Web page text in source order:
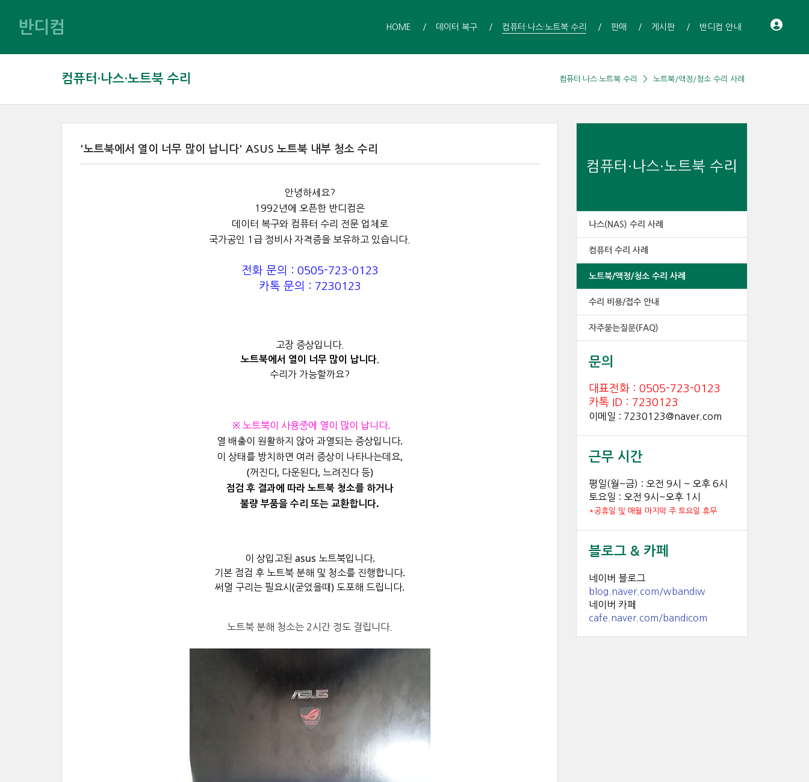
반디컴 HOME 데이터 복구 컴퓨터·나스·노트북 수리 판매 게시판 반디컴 안내
컴퓨터·나스·노트북 수리 컴퓨터·나스·노트북 수리 노트북/액정/청소 수리 사례
컴퓨터·나스·노트북 수리
나스(NAS) 수리 사례
컴퓨터 수리 사례
노트북/액정/청소 수리 사례
수리 비용/접수 안내
자주묻는질문(FAQ)
문의
대표전화 : 0505-723-0123
카톡 ID : 7230123
이메일 : 7230123@naver.com
근무 시간
평일(월~금) : 오전 9시 ~ 오후 6시
토요일 : 오전 9시~오후 1시
*공휴일 및 매월 마지막 주 토요일 휴무
블로그 & 카페
네이버 블로그
blog.naver.com/wbandiw
네이버 카페
cafe.naver.com/bandicom
'노트북에서 열이 너무 많이 납니다' ASUS 노트북 내부 청소 수리
안녕하세요?
1992년에 오픈한 반디컴은
데이터 복구와 컴퓨터 수리 전문 업체로
국가공인 1급 정비사 자격증을 보유하고 있습니다.
전화 문의 : 0505-723-0123
카톡 문의 : 7230123
고장 증상입니다.
노트북에서 열이 너무 많이 납니다.
수리가 가능할까요?
※ 노트북이 사용중에 열이 많이 납니다.
열 배출이 원활하지 않아 과열되는 증상입니다.
이 상태를 방치하면 여러 증상이 나타나는데요,
(꺼진다, 다운된다, 느려진다 등)
점검 후 결과에 따라 노트북 청소를 하거나
불량 부품을 수리 또는 교환합니다.
이 상입고된 asus 노트북입니다.
기본 점검 후 노트북 분해 및 청소를 진행합니다.
써멀 구리는 필요시(굳었을때) 도포해 드립니다.
노트북 분해 청소는 2시간 정도 걸립니다.